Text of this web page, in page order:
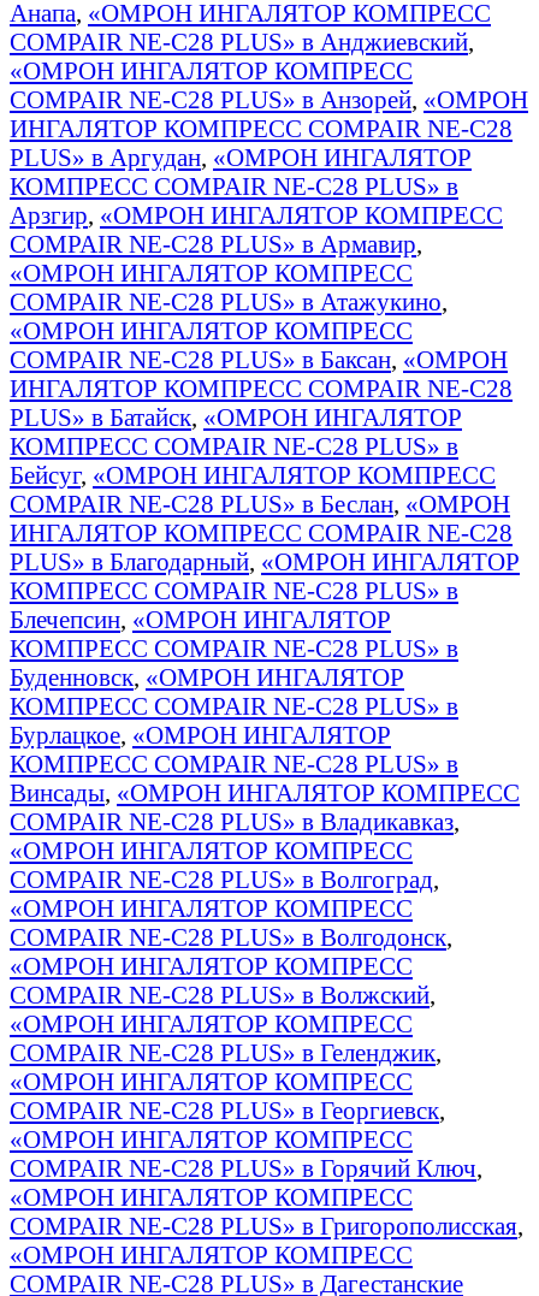
Анапа, «ОМРОН ИНГАЛЯТОР КОМПРЕСС
COMPAIR NE-C28 PLUS» в Анджиевский,
«ОМРОН ИНГАЛЯТОР КОМПРЕСС
COMPAIR NE-C28 PLUS» в Анзорей, «ОМРОН
ИНГАЛЯТОР КОМПРЕСС COMPAIR NE-C28
PLUS» в Аргудан, «ОМРОН ИНГАЛЯТОР
КОМПРЕСС COMPAIR NE-C28 PLUS» в
Арзгир, «ОМРОН ИНГАЛЯТОР КОМПРЕСС
COMPAIR NE-C28 PLUS» в Армавир,
«ОМРОН ИНГАЛЯТОР КОМПРЕСС
COMPAIR NE-C28 PLUS» в Атажукино,
«ОМРОН ИНГАЛЯТОР КОМПРЕСС
COMPAIR NE-C28 PLUS» в Баксан, «ОМРОН
ИНГАЛЯТОР КОМПРЕСС COMPAIR NE-C28
PLUS» в Батайск, «ОМРОН ИНГАЛЯТОР
КОМПРЕСС COMPAIR NE-C28 PLUS» в
Бейсуг, «ОМРОН ИНГАЛЯТОР КОМПРЕСС
COMPAIR NE-C28 PLUS» в Беслан, «ОМРОН
ИНГАЛЯТОР КОМПРЕСС COMPAIR NE-C28
PLUS» в Благодарный, «ОМРОН ИНГАЛЯТОР
КОМПРЕСС COMPAIR NE-C28 PLUS» в
Блечепсин, «ОМРОН ИНГАЛЯТОР
КОМПРЕСС COMPAIR NE-C28 PLUS» в
Буденновск, «ОМРОН ИНГАЛЯТОР
КОМПРЕСС COMPAIR NE-C28 PLUS» в
Бурлацкое, «ОМРОН ИНГАЛЯТОР
КОМПРЕСС COMPAIR NE-C28 PLUS» в
Винсады, «ОМРОН ИНГАЛЯТОР КОМПРЕСС
COMPAIR NE-C28 PLUS» в Владикавказ,
«ОМРОН ИНГАЛЯТОР КОМПРЕСС
COMPAIR NE-C28 PLUS» в Волгоград,
«ОМРОН ИНГАЛЯТОР КОМПРЕСС
COMPAIR NE-C28 PLUS» в Волгодонск,
«ОМРОН ИНГАЛЯТОР КОМПРЕСС
COMPAIR NE-C28 PLUS» в Волжский,
«ОМРОН ИНГАЛЯТОР КОМПРЕСС
COMPAIR NE-C28 PLUS» в Геленджик,
«ОМРОН ИНГАЛЯТОР КОМПРЕСС
COMPAIR NE-C28 PLUS» в Георгиевск,
«ОМРОН ИНГАЛЯТОР КОМПРЕСС
COMPAIR NE-C28 PLUS» в Горячий Ключ,
«ОМРОН ИНГАЛЯТОР КОМПРЕСС
COMPAIR NE-C28 PLUS» в Григорополисская,
«ОМРОН ИНГАЛЯТОР КОМПРЕСС
COMPAIR NE-C28 PLUS» в Дагестанские